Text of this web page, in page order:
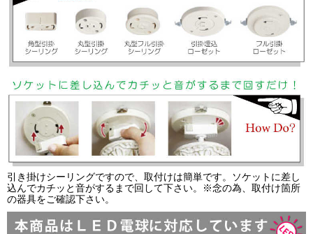
引き掛けシーリングですので、取付けは簡単です。ソケットに差し
込んでカチッと音がするまで回して下さい。※念の為、取付け箇所
の器具をご確認下さい。